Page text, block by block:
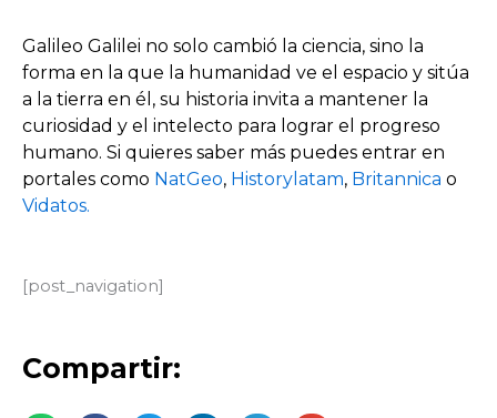
Galileo Galilei no solo cambió la ciencia, sino la
forma en la que la humanidad ve el espacio y sitúa
a la tierra en él, su historia invita a mantener la
curiosidad y el intelecto para lograr el progreso
humano. Si quieres saber más puedes entrar en
portales como NatGeo, Historylatam, Britannica o
Vidatos.
[post_navigation]
Compartir: